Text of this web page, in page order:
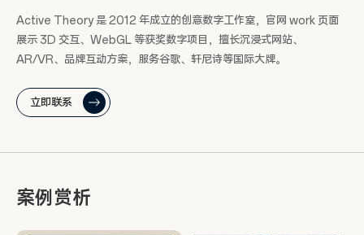
Active Theory 是 2012 年成立的创意数字工作室，官网 work 页面
展示 3D 交互、WebGL 等获奖数字项目，擅长沉浸式网站、
AR/VR、品牌互动方案，服务谷歌、轩尼诗等国际大牌。
立即联系
案例赏析